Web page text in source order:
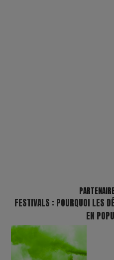
FESTIVALS : POURQUOI LES
EN